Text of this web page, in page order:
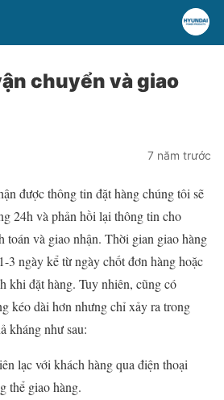
chuyển và giao
7 năm trước
được thông tin đặt hàng chúng tôi sẽ
24h và phản hồi lại thông tin cho
toán và giao nhận. Thời gian giao hàng
3 ngày kể từ ngày chốt đơn hàng hoặc
khi đặt hàng. Tuy nhiên, cũng có
kéo dài hơn nhưng chỉ xảy ra trong
kháng như sau:
lạc với khách hàng qua điện thoại
thể giao hàng.